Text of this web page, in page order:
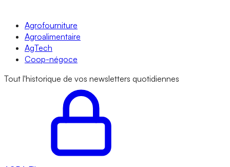
Agrofourniture
Agroalimentaire
AgTech
Coop-négoce
Tout l'historique de vos newsletters quotidiennes